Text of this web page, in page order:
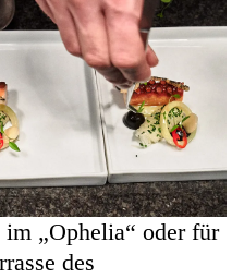
„Ophelia“ oder für
des